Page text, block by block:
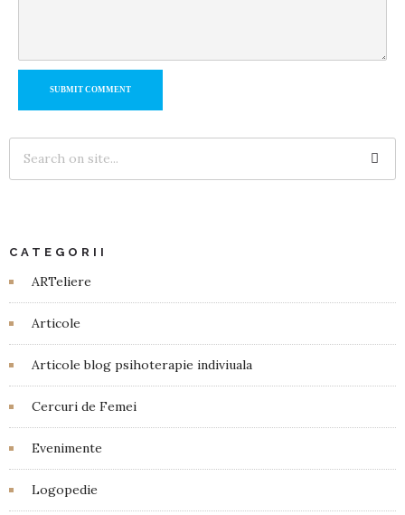
SUBMIT COMMENT
CATEGORII
ARTeliere
Articole
Articole blog psihoterapie indiviuala
Cercuri de Femei
Evenimente
Logopedie